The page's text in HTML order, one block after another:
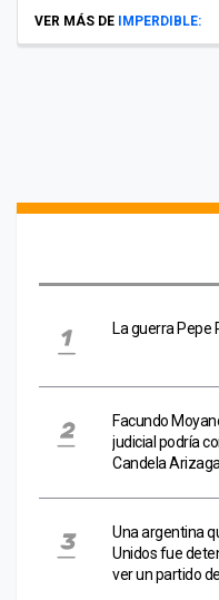
VER MÁS DE IMPERDIBLE:
La guerra Pepe
Facundo
judicial podría
Candela Arizaga
Una argentina
Unidos fue
ver un partido